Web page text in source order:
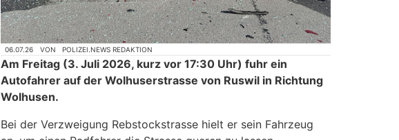
06.07.26 VON POLIZEI.NEWS REDAKTION
Am Freitag (3. Juli 2026, kurz vor 17:30 Uhr) fuhr ein
Autofahrer auf der Wolhuserstrasse von Ruswil in Richtung
Wolhusen.
Bei der Verzweigung Rebstockstrasse hielt er sein Fahrzeug